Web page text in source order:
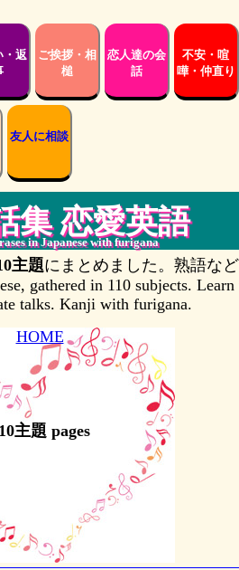
・返
ご挨拶・相
槌
恋人達の会
話
不安・喧
嘩・仲直り
友人に相談
集 恋愛英語
in Japanese with furigana
主題にまとめました。熟語など
gathered in 110 subjects. Learn
talks. Kanji with furigana.
HOME
主題 pages